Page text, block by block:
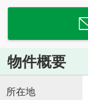
物件概要
所在地